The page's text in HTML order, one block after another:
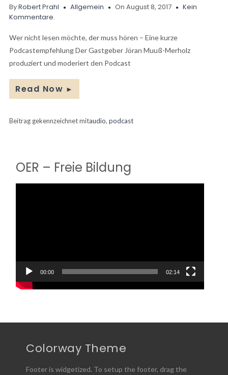
ByRobert Prahl Allgemein On August 8, 2017
Kein
Kommentare.
Wer nicht lesen möchte, der muss hören – Eine kurze
Podcastempfehlung Der Gastgeber Jöran Muuß-Merholz
produziert und moderiert den Podcast
Read Now ►
Beitrag gekennzeichnet mitaudio, podcast
OER – Freie Bildung
00:00 02:14
Colorway Theme
Footer is widgetized. To setup the footer, drag the